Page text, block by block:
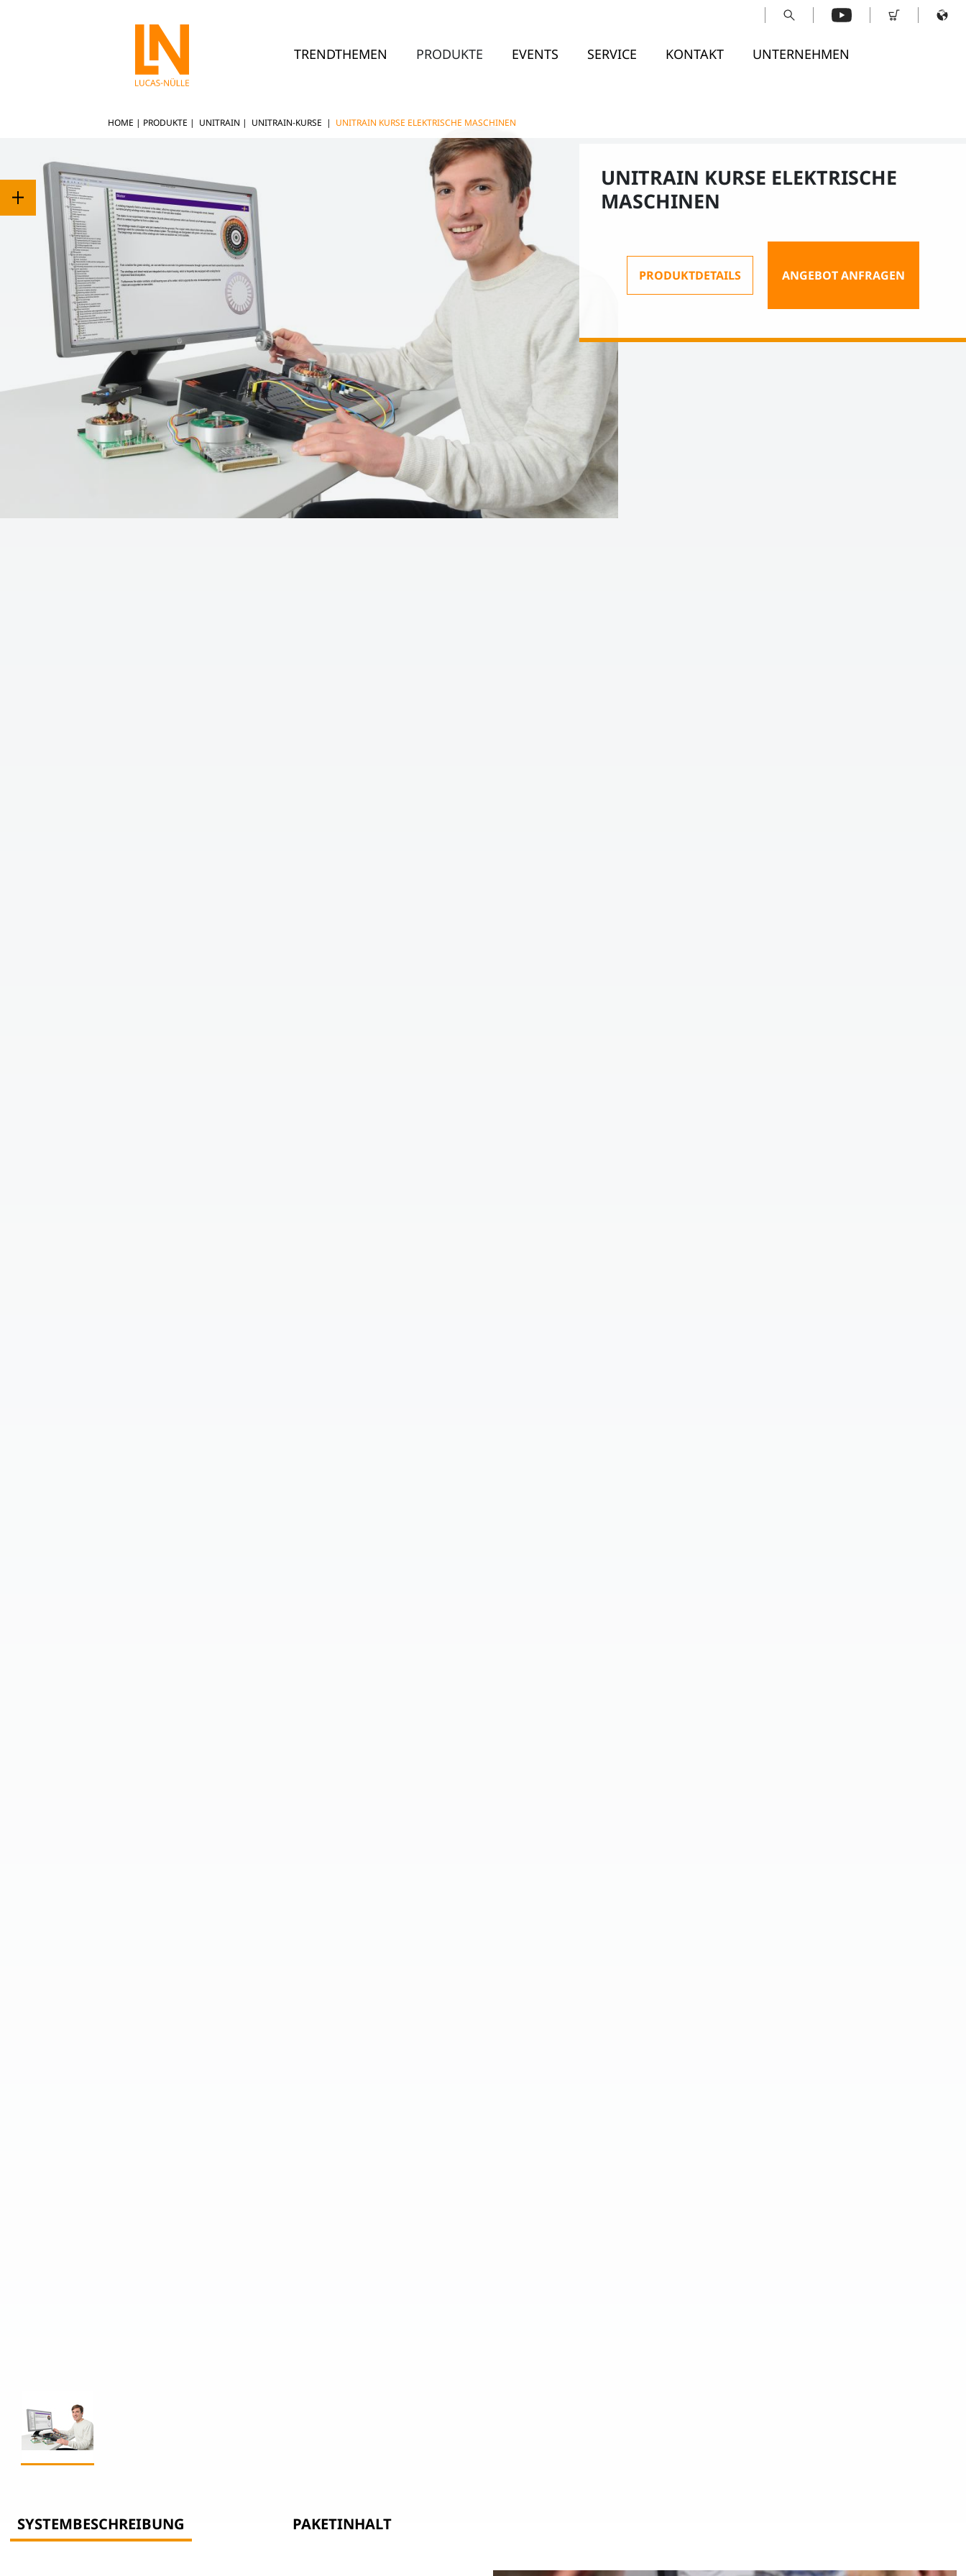
TRENDTHEMEN PRODUKTE EVENTS SERVICE KONTAKT UNTERNEHMEN
HOME | PRODUKTE | UNITRAIN | UNITRAIN-KURSE | UNITRAIN KURSE ELEKTRISCHE MASCHINEN
UNITRAIN KURSE ELEKTRISCHE
MASCHINEN
PRODUKTDETAILS ANGEBOT ANFRAGEN
SYSTEMBESCHREIBUNG PAKETINHALT